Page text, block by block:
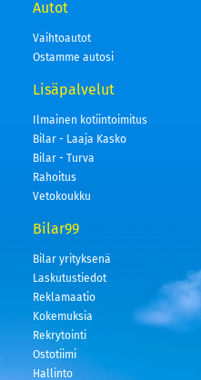
Autot
Vaihtoautot
Ostamme autosi
Lisäpalvelut
Ilmainen kotiintoimitus
Bilar - Laaja Kasko
Bilar - Turva
Rahoitus
Vetokoukku
Bilar99
Bilar yrityksenä
Laskutustiedot
Reklamaatio
Kokemuksia
Rekrytointi
Ostotiimi
Hallinto